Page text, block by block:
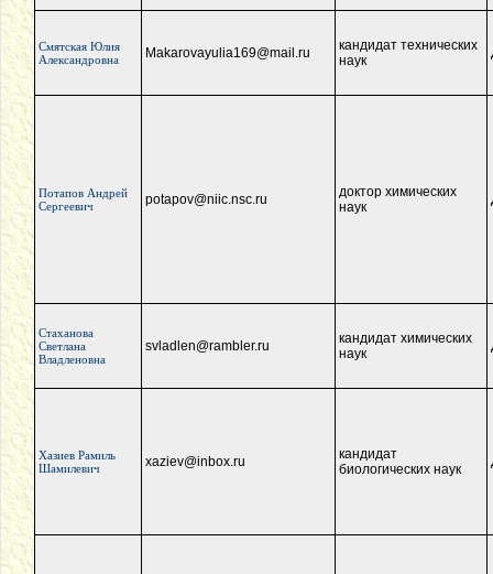
Смятская Юлия
Александровна
Makarovayulia169@mail.ru
кандидат технических
наук
Потапов Андрей
Сергеевич
potapov@niic.nsc.ru
доктор химических
наук
Стаханова
Светлана
Владленовна
svladlen@rambler.ru
кандидат химических
наук
Хазиев Рамиль
Шамилевич
xaziev@inbox.ru
кандидат
биологических наук